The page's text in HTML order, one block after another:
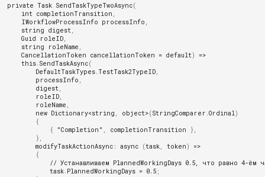
Токены доступа
Особенности работы TESSA
Описание
рабочего места Tessa Admin
Раздел "Схема"
private Task SendTaskTypeTwoAsync(
int completionTransition ,
IWorkflowProcessInfo processInfo ,
string digest,
Guid
roleID,
string
roleName ,
CancellationToken cancellationToken = default) =>
this. SendTaskAsync(
DefaultTaskTypes.TestTask2TypeID,
processInfo ,
digest,
roleID,
roleName ,
new Dictionary<string , object>(StringComparer .Ordinal)
{
{
"Completion" , completionTransition
},
},
modifyTaskActionAsync : async (task, token) =>
{
// Устанавливаем PlannedWorkingDays 0.5, что равно 4-ём
task. PlannedWorkingDays = 0.5 ;